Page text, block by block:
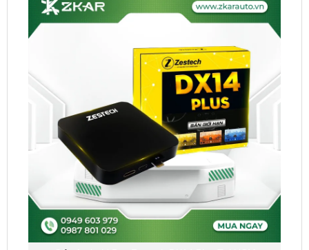
Gắn Android Box Zestech DX14 Plus Tại HCM